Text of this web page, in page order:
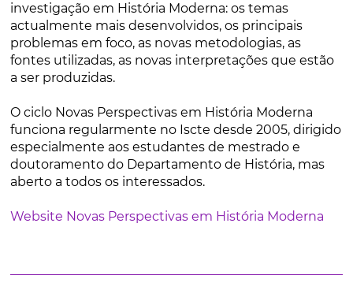
investigação em História Moderna: os temas
actualmente mais desenvolvidos, os principais
problemas em foco, as novas metodologias, as
fontes utilizadas, as novas interpretações que estão
a ser produzidas.
O ciclo Novas Perspectivas em História Moderna
funciona regularmente no Iscte desde 2005, dirigido
especialmente aos estudantes de mestrado e
doutoramento do Departamento de História, mas
aberto a todos os interessados.
Website Novas Perspectivas em História Moderna